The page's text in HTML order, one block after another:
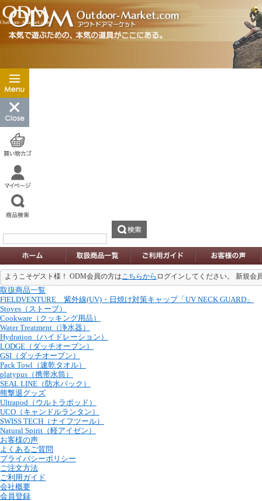
ようこそゲスト様！ ODM会員の方はこちらから ログインしてください。 新規会
取扱商品一覧
FIELDVENTURE 紫外線(UV)・日焼け対策キャップ「UV NECK GUARD」
Stoves（ストーブ）
Cookware（クッキング用品）
Water Treatment（浄水器）
Hydration（ハイドレーション）
LODGE（ダッチオーブン）
GSI（ダッチオーブン）
Pack Towl（速乾タオル）
platypus（携帯水筒）
SEAL LINE（防水パック）
熊撃退グッズ
Ultrapod（ウルトラポッド）
UCO（キャンドルランタン）
SWISS TECH（ナイフツール）
Natural Spirit（軽アイゼン）
お客様の声
よくあるご質問
プライバシーポリシー
ご注文方法
ご利用ガイド
会社概要
会員登録